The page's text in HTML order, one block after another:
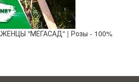
"МЕГАСАД" | Розы - 100%